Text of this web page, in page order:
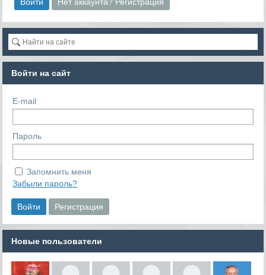
Войти на сайт
E-mail
Пароль
Запомнить меня
Забыли пароль?
Новые пользователи